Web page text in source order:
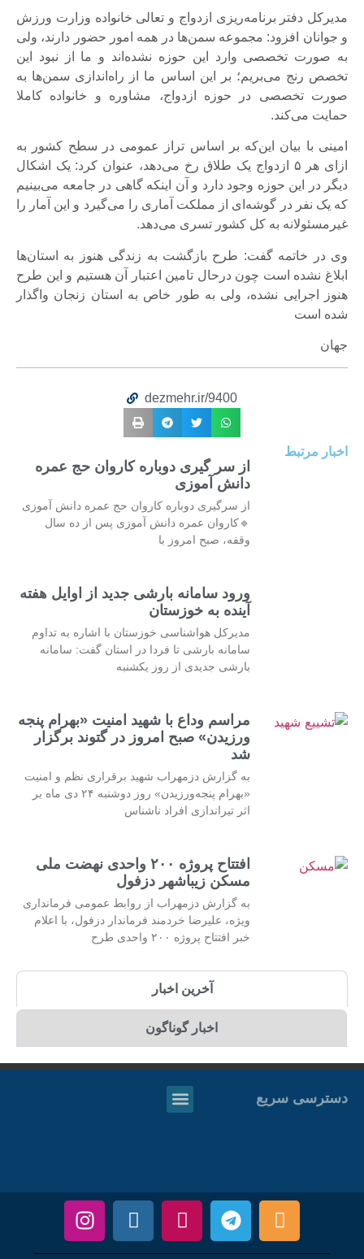
مدیرکل دفتر برنامه‌ریزی ازدواج و تعالی خانواده وزارت ورزش
و جوانان افزود: مجموعه سمن‌ها در همه امور حضور دارند، ولی
به صورت تخصصی وارد این حوزه نشده‌اند و ما از نبود این
تخصص رنج می‌بریم؛ بر این اساس ما از راه‌اندازی سمن‌ها به
صورت تخصصی در حوزه ازدواج، مشاوره و خانواده کاملا
حمایت می‌کند.
امینی با بیان این‌که بر اساس تراز عمومی در سطح کشور به
ازای هر ۵ ازدواج یک طلاق رخ می‌دهد، عنوان کرد: یک اشکال
دیگر در این حوزه وجود دارد و آن اینکه گاهی در جامعه می‌بینیم
که یک نفر در گوشه‌ای از مملکت آماری را می‌گیرد و این آمار را
غیرمسئولانه به کل کشور تسری می‌دهد.
وی در خاتمه گفت: طرح بازگشت به زندگی هنوز به استان‌ها
ابلاغ نشده است چون درحال تامین اعتبار آن هستیم و این طرح
هنوز اجرایی نشده، ولی به طور خاص به استان زنجان واگذار
شده است
جهان
dezmehr.ir/9400
اخبار مرتبط
از سر گیری دوباره کاروان حج عمره
دانش آموزی
از سرگیری دوباره کاروان حج عمره دانش آموزی
🔹کاروان عمره دانش آموزی پس از ده سال
وقفه، صبح امروز با
ورود سامانه بارشی جدید از اوایل هفته
آینده به خوزستان
مدیرکل هواشناسی خوزستان با اشاره به تداوم
سامانه بارشی تا فردا در استان گفت: سامانه
بارشی جدیدی از روز یکشنبه
مراسم وداع با شهید امنیت «بهرام پنجه
ورزیدن» صبح امروز در گتوند برگزار
شد
به گزارش دزمهراب شهید برقراری نظم و امنیت
«بهرام پنجه‌ورزیدن» روز دوشنبه ۲۴ دی ماه بر
اثر تیراندازی افراد ناشناس
افتتاح پروژه ۲۰۰ واحدی نهضت ملی
مسکن زیباشهر دزفول
به گزارش دزمهراب از روابط عمومی فرمانداری
ویژه، علیرضا خردمند فرماندار دزفول، با اعلام
خبر افتتاح پروژه ۲۰۰ واحدی طرح
آخرین اخبار
اخبار گوناگون
دسترسی سریع